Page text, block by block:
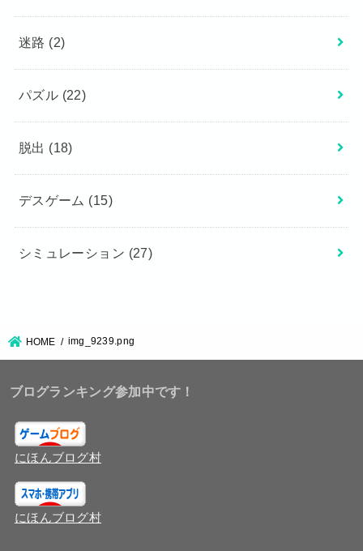
迷路 (2)
パズル (22)
脱出 (18)
デスゲーム (15)
シミュレーション (27)
HOME img_9239.png
ブログランキング参加中です！
にほんブログ村
にほんブログ村